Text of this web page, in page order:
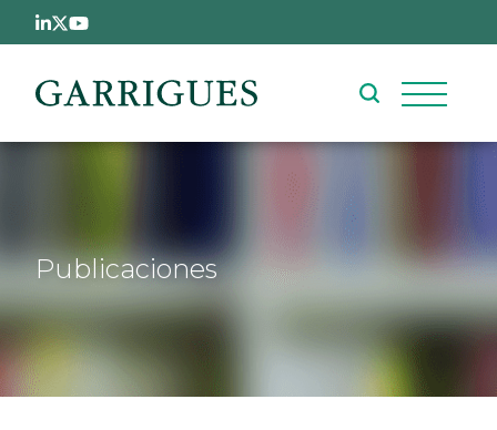
Pasar al contenido principal
Publicaciones